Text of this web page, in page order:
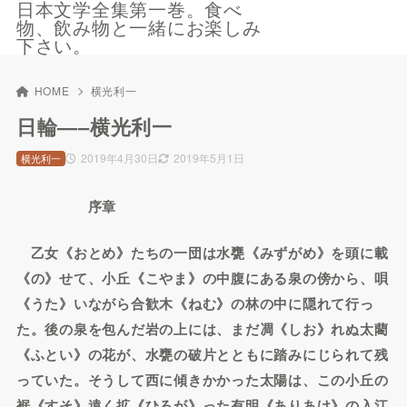
日本文学全集第一巻。食べ
物、飲み物と一緒にお楽しみ
下さい。
HOME 横光利一
日輪—–横光利一
2019年4月30日 2019年5月1日
横光利一
序章
乙女《おとめ》たちの一団は水甕《みずがめ》を頭に載
《の》せて、小丘《こやま》の中腹にある泉の傍から、唄
《うた》いながら合歓木《ねむ》の林の中に隠れて行っ
た。後の泉を包んだ岩の上には、まだ凋《しお》れぬ太藺
《ふとい》の花が、水甕の破片とともに踏みにじられて残
っていた。そうして西に傾きかかった太陽は、この小丘の